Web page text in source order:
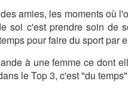
amies, les moments où
soi c'est prendre soin de
pour faire du sport par
à une femme ce dont
le Top 3, c'est "du